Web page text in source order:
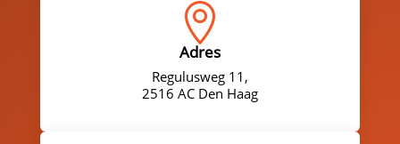

Adres
Regulusweg 11,
2516 AC Den Haag